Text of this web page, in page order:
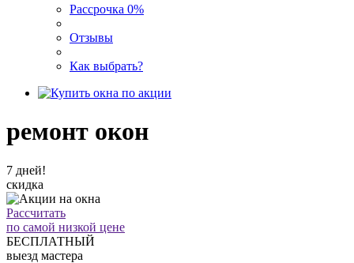
Рассрочка 0%
Отзывы
Как выбрать?
ремонт окон
7 дней!
скидка
Рассчитать
по самой низкой цене
БЕСПЛАТНЫЙ
выезд мастера